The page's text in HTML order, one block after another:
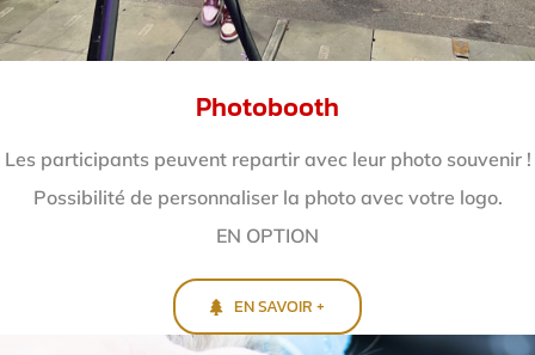
Photobooth
Les participants peuvent repartir avec leur photo souvenir !
Possibilité de personnaliser la photo avec votre logo.
EN OPTION
EN SAVOIR +